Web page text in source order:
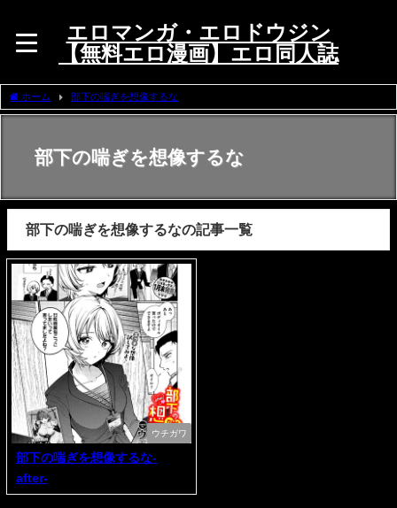
エロマンガ・エロドウジン
【無料エロ漫画】エロ同人誌
ホーム 部下の喘ぎを想像するな
部下の喘ぎを想像するな
部下の喘ぎを想像するなの記事一覧
ウチガワ
部下の喘ぎを想像するな-
after-